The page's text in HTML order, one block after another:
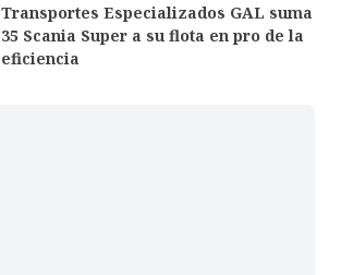
Transportes Especializados GAL suma
35 Scania Super a su flota en pro de la
eficiencia